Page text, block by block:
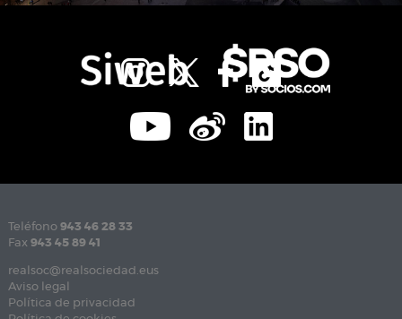
Teléfono 943 46 28 33
Fax 943 45 89 41
realsoc@realsociedad.eus
Aviso legal
Política de privacidad